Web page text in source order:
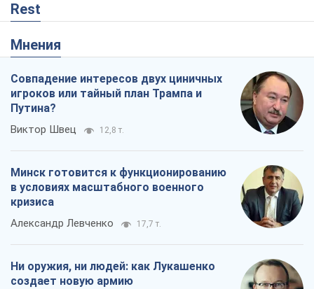
Rest
Мнения
Совпадение интересов двух циничных
игроков или тайный план Трампа и
Путина?
Виктор Швец 12,8 т.
Минск готовится к функционированию
в условиях масштабного военного
кризиса
Александр Левченко 17,7 т.
Ни оружия, ни людей: как Лукашенко
создает новую армию